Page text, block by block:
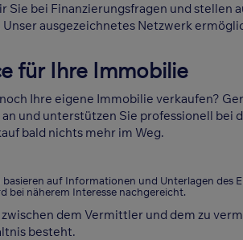
Sie bei Finanzierungsfragen und stellen
ausgezeichnetes Netzwerk
für Ihre Immobilie
Ihre eigene Immobilie verkaufen?
und unterstützen Sie professionell bei
bald nichts mehr im Weg.
auf Informationen und Unterlagen des
bei näherem Interesse nachgereicht.
zwischen dem Vermittler und dem zu
besteht.